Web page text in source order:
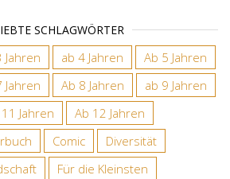
SCHLAGWÖRTER
Jahren ab 4 Jahren
Ab 5 Jahren
Jahren Ab 8 Jahren
ab 9 Jahren
Jahren
Ab 12 Jahren
Comic
Diversität
Für die Kleinsten